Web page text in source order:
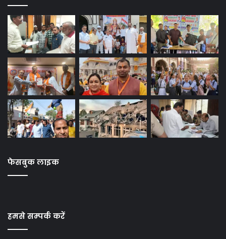
फेसबुक लाइक
हमसे सम्पर्क करें